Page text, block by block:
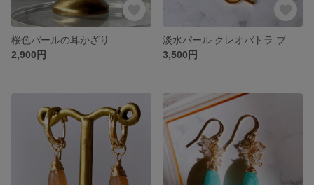
桜色パールの耳かざり
2,900円
3,500円